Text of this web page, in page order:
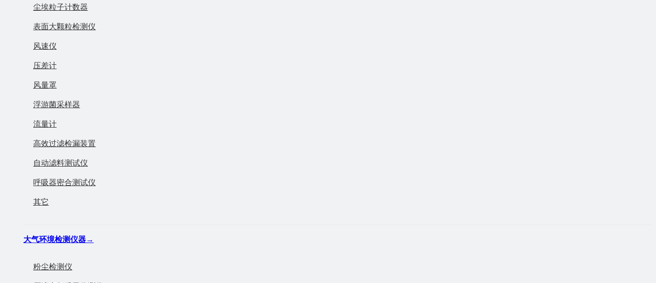
尘埃粒子计数器
表面大颗粒检测仪
风速仪
压差计
风量罩
浮游菌采样器
流量计
高效过滤检漏装置
自动滤料测试仪
呼吸器密合测试仪
其它
大气环境检测仪器→
粉尘检测仪